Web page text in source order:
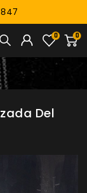
0
0
Del